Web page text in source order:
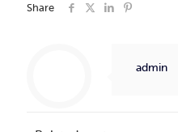
Share
admin